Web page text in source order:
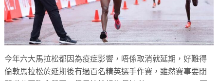
今年六大馬拉松都因為疫症影響，唔係取消就延期，好難得
倫敦馬拉松於延期後有過百名精英選手作賽，雖然賽事要閉